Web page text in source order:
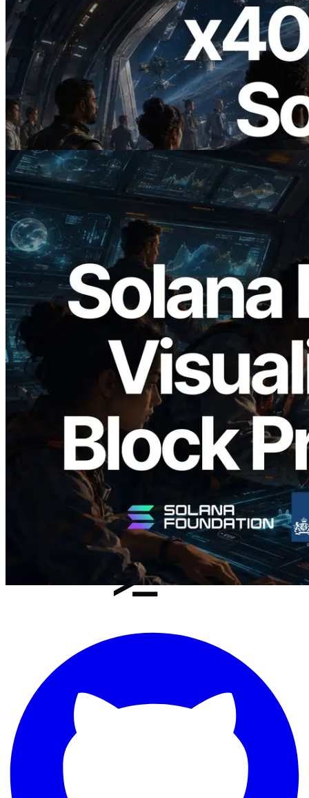
2026.07.04
ERPC 发布支持 x402 支付的 Solana RPC
— AI Agent 按需为 API 付费的时代开启
阅读此文章
2026.05.24
Validators Solutions 发布 Solana Block
Analyzer — 以 slot 为单位可视化区块生
成时间与对应验证者